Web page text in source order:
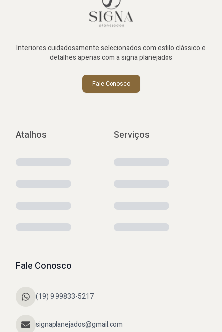
Interiores cuidadosamente selecionados com estilo clássico e
detalhes apenas com a signa planejados
Fale Conosco
Atalhos Serviços
Fale Conosco
(19) 9 99833-5217
signaplanejados@gmail.com